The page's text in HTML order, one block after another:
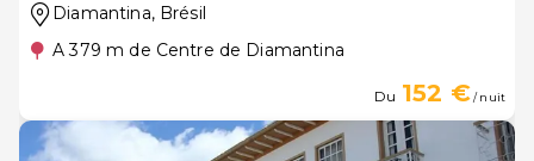
Diamantina, Brésil
A 379 m de Centre de Diamantina
Du 152 €/ nuit